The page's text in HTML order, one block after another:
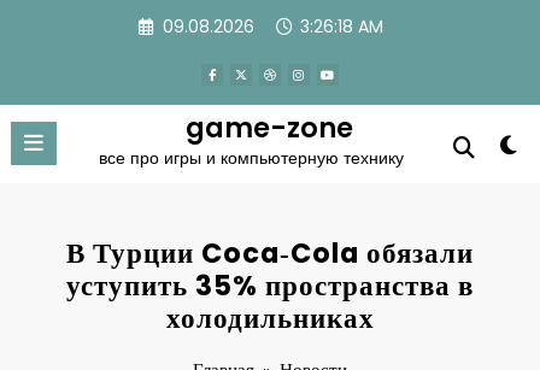
09.08.2026 3:26:19 AM
game-zone
все про игры и компьютерную технику
В Турции Coca‑Cola обязали
уступить 35% пространства в
холодильниках